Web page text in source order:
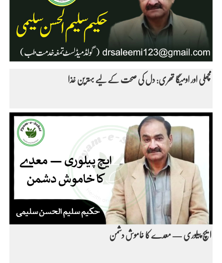
مچھلی اور اومیگا تھری: دل کی صحت کے لیے بہترین غذا
ایچ پیلوری — معدے کا خاموش دشمن